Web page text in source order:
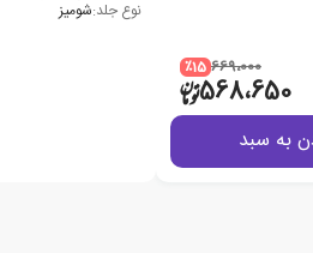
669،000 ٪15
568،650
به سبد
نوع جلد:شومیز